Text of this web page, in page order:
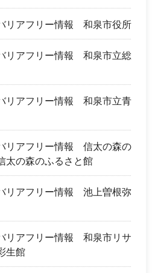
リアフリー情報 和泉市役所
リアフリー情報 和泉市立総
リアフリー情報 和泉市立青
リアフリー情報 信太の森の
の森のふるさと館
リアフリー情報 池上曽根弥
リアフリー情報 和泉市リサ
生館